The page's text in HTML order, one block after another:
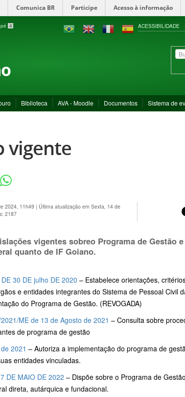
Comunica BR Participe Acesso à informação
4 ACESSIBILIDADE
Biblioteca AVA - Moodle Documentos Sistema de
vigente
2024, 11h49 | Última atualização em Sexta, 14 de
2187
vigentes sobreo Programa de Gestão
quanto de IF Goiano.
30 DE julho DE 2020 – Estabelece orientações,
e entidades integrantes do Sistema de Pessoal Civil
do Programa de Gestão. (REVOGADA)
ME de 13 de Agosto de 2021 – Consulta sobre
de programa de gestão
2021 – Autoriza a implementação do programa de
entidades vinculadas.
DE MAIO DE 2022 – Dispõe sobre o Programa de
direta, autárquica e fundacional.